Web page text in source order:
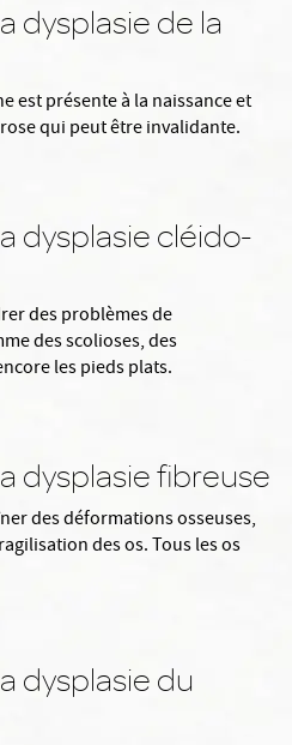
dysplasie de la
est présente à la naissance et
qui peut être invalidante.
dysplasie cléido-
des problèmes de
des scolioses, des
les pieds plats.
dysplasie fibreuse
des déformations osseuses,
des os. Tous les os
dysplasie du